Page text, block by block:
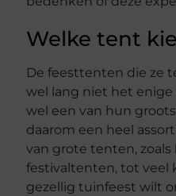
Welke tent
De feesttenten die ze
wel lang niet het enige
wel een van hun
daarom een heel
van grote tenten,
festivaltenten, tot veel
gezellig tuinfeest wilt